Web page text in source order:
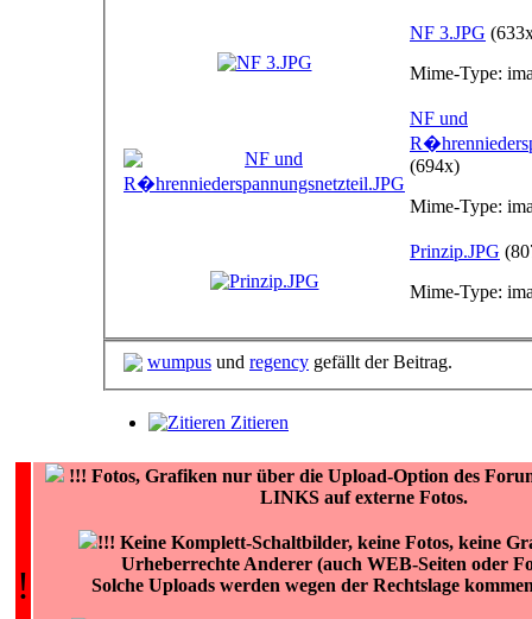
NF 3.JPG
Mime-Type:
NF und
(694x)
Mime-Type:
Prinzip.JPG
Mime-Type:
wumpus und regency gefällt der Beitrag.
Zitieren
!
!!! Fotos, Grafiken nur über die Upload-Option des
LINKS auf externe Fotos.
!!! Keine Komplett-Schaltbilder, keine Fotos, keine
Urheberrechte Anderer (auch WEB-Seiten oder
Solche Uploads werden wegen der Rechtslage